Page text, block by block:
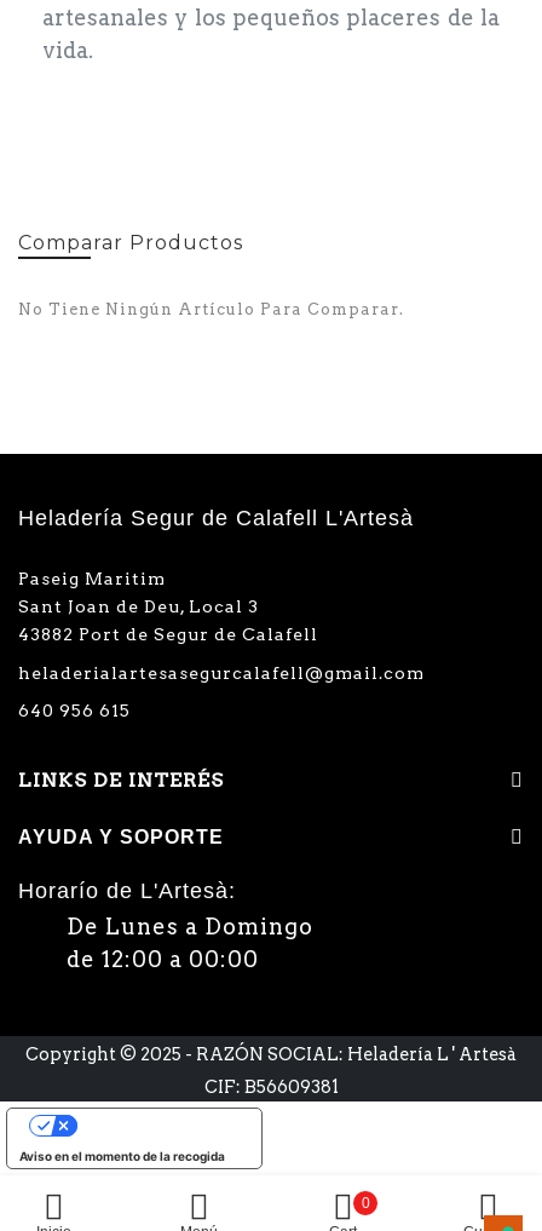
artesanales y los pequeños placeres de la
vida.
Comparar Productos
No Tiene Ningún Artículo Para Comparar.
Heladería Segur de Calafell L'Artesà
Paseig Maritim
Sant Joan de Deu, Local 3
43882 Port de Segur de Calafell
heladerialartesasegurcalafell@gmail.com
640 956 615
LINKS DE INTERÉS
AYUDA Y SOPORTE
Horarío de L'Artesà:
De Lunes a Domingo
de 12:00 a 00:00
Copyright © 2025 - RAZÓN SOCIAL: Heladería L ' Artesà
CIF: B56609381
Aviso en el momento de la recogida